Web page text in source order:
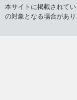
本サイトに掲載されて
の対象となる場合があり